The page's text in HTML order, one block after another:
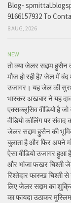
Blog-
9166157932 To
8 AUG, 2026
NEW
तो क्या जेलर सद्दाम
मौज हो रही है? जेल में बंद
उजागर। यह जेल की
भास्कर अखबार ने यह
एक्सक्लूसिव वीडियो है
वीडियो कॉलिंग पर
जेलर सद्दाम हुसैन की
बुलाता है और फिर अपने
ऐसा वीडियो उजागर हुआ
और भांजा फखर चिश्ती
रिश्तेदार फारुख चिश्ती
लिए जेलर सद्दाम का
का फायदा उठाकर